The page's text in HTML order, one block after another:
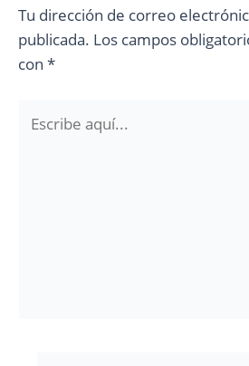
Tu dirección de correo
publicada. Los campos
con *
aquí...